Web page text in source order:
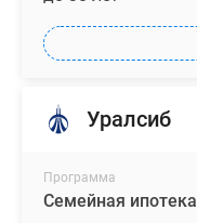
Уралсиб
Программа
Семейная ипотека